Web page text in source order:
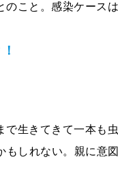
のこと。感染ケース
で生きてきて一本も
もしれない。親に意